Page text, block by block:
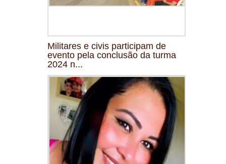
Militares e civis participam de
evento pela conclusão da turma
2024 n...